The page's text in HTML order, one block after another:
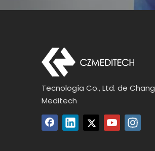
Tecnología Co., Ltd. de
Meditech